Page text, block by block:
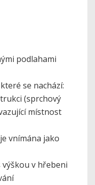
podlahami
se nachází:
(sprchový
místnost
vnímána jako
výškou v hřebeni